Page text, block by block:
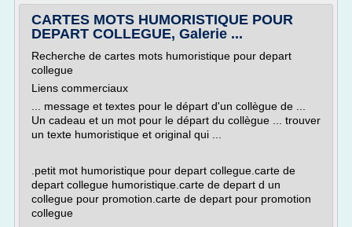
CARTES MOTS HUMORISTIQUE POUR
DEPART COLLEGUE, Galerie ...
Recherche de cartes mots humoristique pour depart
collegue
Liens commerciaux
... message et textes pour le départ d'un collègue de ...
Un cadeau et un mot pour le départ du collègue ... trouver
un texte humoristique et original qui ...
.petit mot humoristique pour depart collegue.carte de
depart collegue humoristique.carte de depart d un
collegue pour promotion.carte de depart pour promotion
collegue